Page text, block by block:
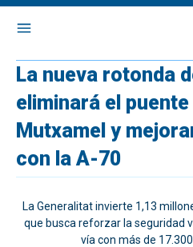
La nueva rotonda
eliminará el
Mutxamel y
con la A-70
La Generalitat invierte 1,13
que busca reforzar la seguridad
vía con más de